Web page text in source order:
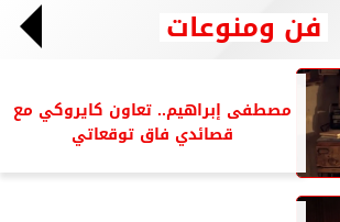
فن ومنوعات
مصطفى إبراهيم.. تعاون كايروكي مع
قصائدي فاق توقعاتي